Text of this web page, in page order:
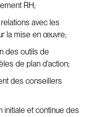
RH;
avec les
la mise en œuvre;
des outils de
de plan d’action;
des conseillers
initiale et continue des